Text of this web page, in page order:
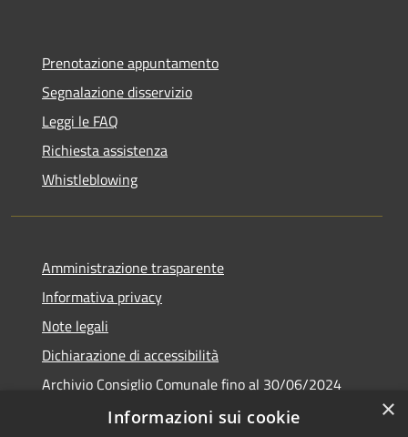
Prenotazione appuntamento
Segnalazione disservizio
Leggi le FAQ
Richiesta assistenza
Whistleblowing
Amministrazione trasparente
Informativa privacy
Note legali
Dichiarazione di accessibilità
Archivio Consiglio Comunale fino al 30/06/2024
Consiglio Comunale Online
×
Informazioni sui cookie